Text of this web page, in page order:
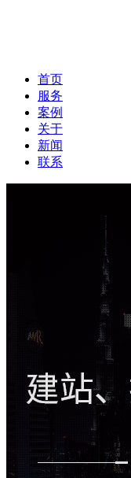
首页
服务
案例
关于
新闻
联系